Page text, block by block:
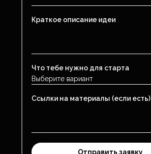
Краткое описание идеи
Что тебе нужно для старта
Ссылки на материалы (если есть)
Отправить заявку